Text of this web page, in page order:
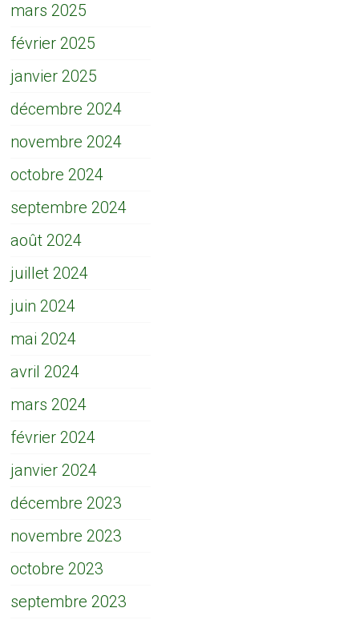
mars 2025
février 2025
janvier 2025
décembre 2024
novembre 2024
octobre 2024
septembre 2024
août 2024
juillet 2024
juin 2024
mai 2024
avril 2024
mars 2024
février 2024
janvier 2024
décembre 2023
novembre 2023
octobre 2023
septembre 2023